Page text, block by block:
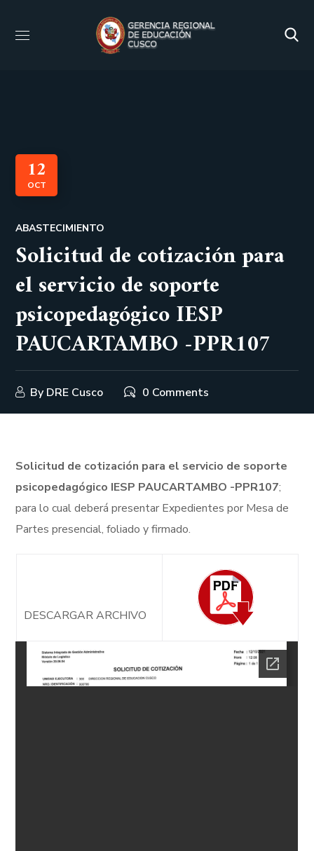
12
OCT
ABASTECIMIENTO
Solicitud de cotización para
el servicio de soporte
psicopedagógico IESP
PAUCARTAMBO -PPR107
By DRE Cusco 0 Comments
Solicitud de cotización para el servicio de soporte
psicopedagógico IESP PAUCARTAMBO -PPR107;
para lo cual deberá presentar Expedientes por Mesa de
Partes presencial, foliado y firmado.
DESCARGAR ARCHIVO